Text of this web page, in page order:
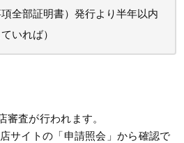
全部証明書）発行より半年以内
いれば）
審査が行われます。
サイトの「申請照会」から確認で